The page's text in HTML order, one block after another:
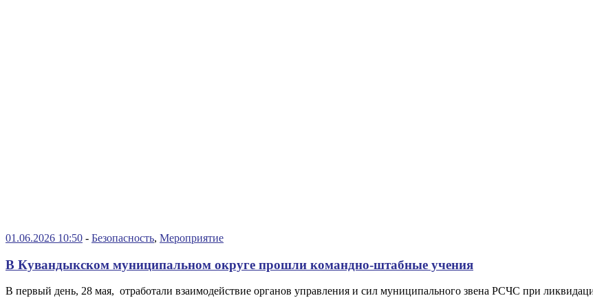
01.06.2026 10:50 - Безопасность, Мероприятие
В Кувандыкском муниципальном округе прошли командно-штабные учения
В первый день, 28 мая, отработали взаимодействие органов управления и сил муниципального звена РСЧС при